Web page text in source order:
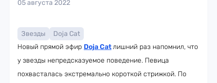
05 августа 2022
Звезды
Doja Cat
Новый прямой эфир Doja Catлишний раз напомнил, что
у звезды непредсказуемое поведение. Певица
похвасталась экстремально короткой стрижкой. По